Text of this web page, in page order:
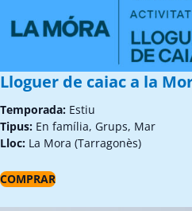
Lloguer de caiac a la
Temporada: Estiu
Tipus: En família, Grups, Mar
Lloc: La Mora (Tarragonès)
COMPRAR